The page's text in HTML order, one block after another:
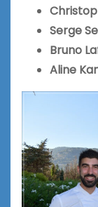
Serge
Bruno
Aline